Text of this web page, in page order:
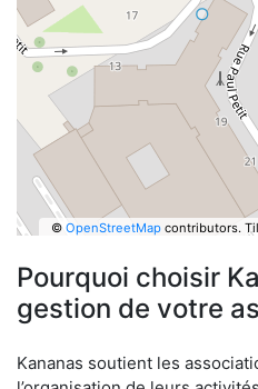
© OpenStreetMapcontributors.
Pourquoi choisir
gestion de votre
Kananas soutient les